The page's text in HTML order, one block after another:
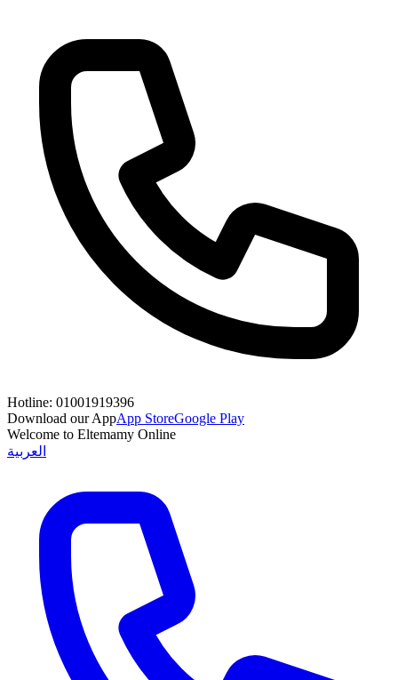
Hotline: 01001919396
Download our AppApp StoreGoogle Play
Welcome to Eltemamy Online
العربية